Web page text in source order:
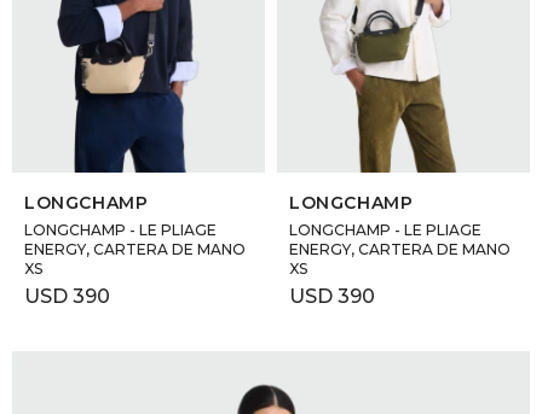
SELECCIONAR TALLE
LONGCHAMP
LONGCHAMP - LE PLIAGE
ENERGY, CARTERA DE MANO
XS
USD 390
SELECCIONAR TALLE
LONGCHAMP
LONGCHAMP - LE PLIAGE
ENERGY, CARTERA DE MANO
XS
USD 390